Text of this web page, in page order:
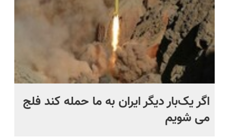
اگر یک‌بار دیگر ایران به ما حمله کند فلج
می شویم